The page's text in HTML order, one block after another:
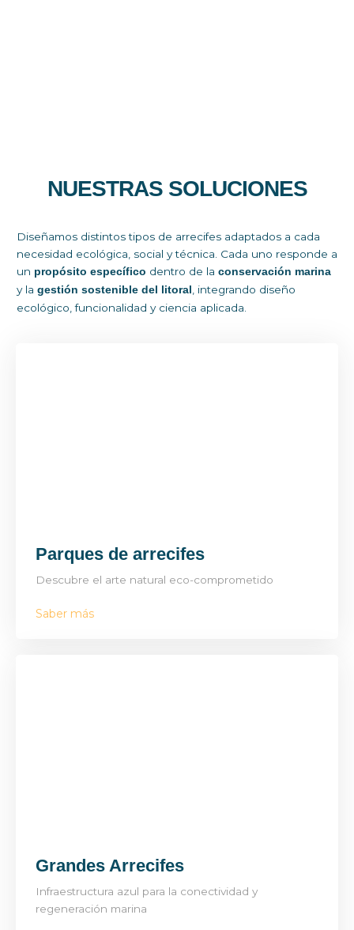
NUESTRAS SOLUCIONES
Diseñamos distintos tipos de arrecifes adaptados a cada
necesidad ecológica, social y técnica. Cada uno responde a
un propósito específico dentro de la conservación marina
y la gestión sostenible del litoral
, integrando diseño
ecológico, funcionalidad y ciencia aplicada.
Parques de arrecifes
Descubre el arte natural eco-comprometido
Saber más
Grandes Arrecifes
Infraestructura azul para la conectividad y
regeneración marina